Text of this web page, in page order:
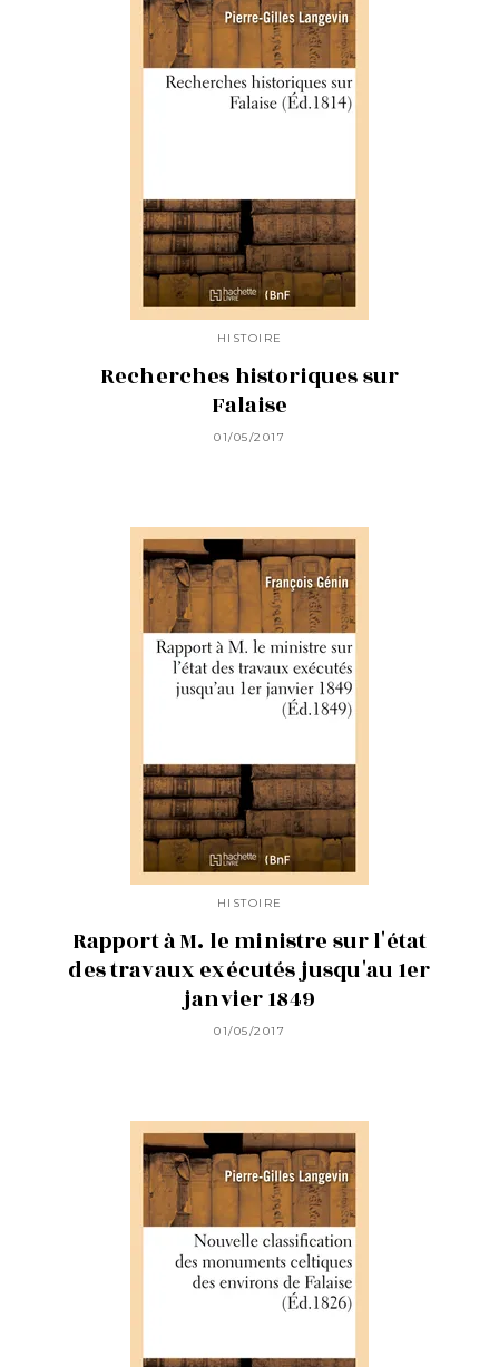
HISTOIRE
Recherches historiques sur
Falaise
01/05/2017
HISTOIRE
Rapport à M. le ministre sur l'état
des travaux exécutés jusqu'au 1er
janvier 1849
01/05/2017